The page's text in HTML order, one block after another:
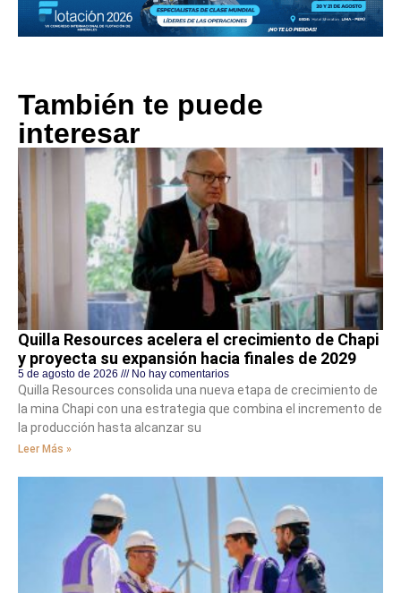
También te puede
interesar
Quilla Resources acelera el crecimiento de Chapi
y proyecta su expansión hacia finales de 2029
5 de agosto de 2026 No hay comentarios
Quilla Resources consolida una nueva etapa de crecimiento de
la mina Chapi con una estrategia que combina el incremento de
la producción hasta alcanzar su
Leer Más »